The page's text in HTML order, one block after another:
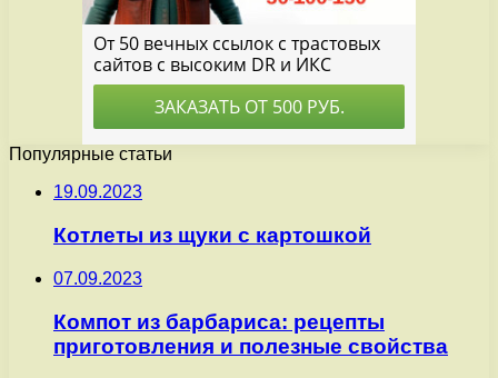
Популярные статьи
19.09.2023
Котлеты из щуки с картошкой
07.09.2023
Компот из барбариса: рецепты
приготовления и полезные свойства